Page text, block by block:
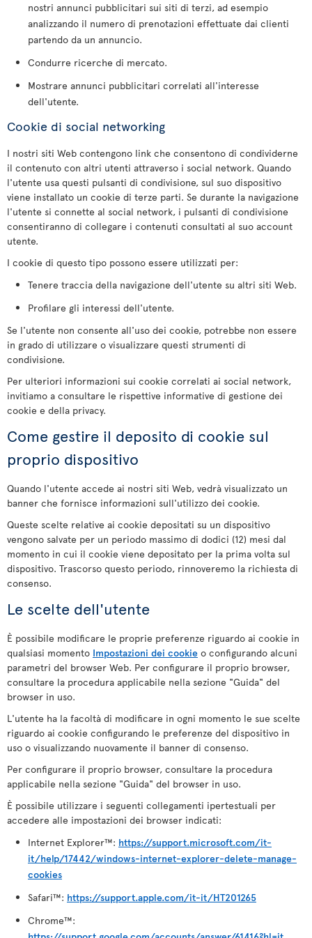
nostri annunci pubblicitari sui siti di terzi, ad esempio
analizzando il numero di prenotazioni effettuate dai clienti
partendo da un annuncio.
Condurre ricerche di mercato.
Mostrare annunci pubblicitari correlati all'interesse
dell'utente.
Cookie di social networking
I nostri siti Web contengono link che consentono di condividerne
il contenuto con altri utenti attraverso i social network. Quando
l'utente usa questi pulsanti di condivisione, sul suo dispositivo
viene installato un cookie di terze parti. Se durante la navigazione
l'utente si connette al social network, i pulsanti di condivisione
consentiranno di collegare i contenuti consultati al suo account
utente.
I cookie di questo tipo possono essere utilizzati per:
Tenere traccia della navigazione dell'utente su altri siti Web.
Profilare gli interessi dell'utente.
Se l'utente non consente all'uso dei cookie, potrebbe non essere
in grado di utilizzare o visualizzare questi strumenti di
condivisione.
Per ulteriori informazioni sui cookie correlati ai social network,
invitiamo a consultare le rispettive informative di gestione dei
cookie e della privacy.
Come gestire il deposito di cookie sul
proprio dispositivo
Quando l'utente accede ai nostri siti Web, vedrà visualizzato un
banner che fornisce informazioni sull'utilizzo dei cookie.
Queste scelte relative ai cookie depositati su un dispositivo
vengono salvate per un periodo massimo di dodici (12) mesi dal
momento in cui il cookie viene depositato per la prima volta sul
dispositivo. Trascorso questo periodo, rinnoveremo la richiesta di
consenso.
Le scelte dell'utente
È possibile modificare le proprie preferenze riguardo ai cookie in
qualsiasi momento Impostazioni dei cookie o configurando alcuni
parametri del browser Web. Per configurare il proprio browser,
consultare la procedura applicabile nella sezione "Guida" del
browser in uso.
L'utente ha la facoltà di modificare in ogni momento le sue scelte
riguardo ai cookie configurando le preferenze del dispositivo in
uso o visualizzando nuovamente il banner di consenso.
Per configurare il proprio browser, consultare la procedura
applicabile nella sezione "Guida" del browser in uso.
È possibile utilizzare i seguenti collegamenti ipertestuali per
accedere alle impostazioni dei browser indicati:
Internet Explorer™: https://support.microsoft.com/it-
it/help/17442/windows-internet-explorer-delete-manage-
cookies
Safari™: https://support.apple.com/it-it/HT201265
Chrome™: